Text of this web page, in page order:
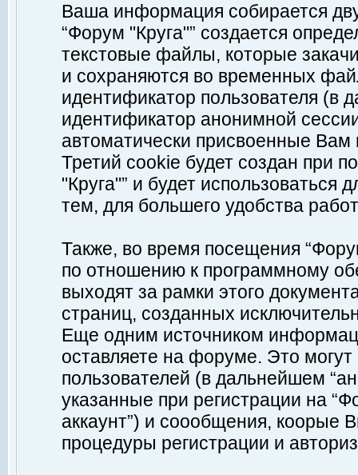
Ваша информация собирается
“Форум "Круга"” создается
текстовые файлы, которые
и сохраняются во временных
идентификатор пользователя (в
идентификатор анонимной
автоматически присвоенные
Третий cookie будет создан при
"Круга"” и будет
тем, для большего удобства
Также, во время посещения
по отношению к программному
выходят за рамки этого
страниц, созданных
Еще одним источником
оставляете на форуме. Это
пользователей (в дальнейшем
указанные при регистрации на
аккаунт”) и соообщения, коорые
процедуры регистрации и